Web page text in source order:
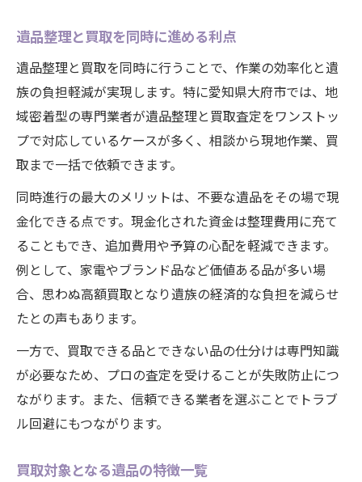
遺品整理と買取を同時に進める利点
遺品整理と買取を同時に行うことで、作業の効率化と遺
族の負担軽減が実現します。特に愛知県大府市では、地
域密着型の専門業者が遺品整理と買取査定をワンストッ
プで対応しているケースが多く、相談から現地作業、買
取まで一括で依頼できます。
同時進行の最大のメリットは、不要な遺品をその場で現
金化できる点です。現金化された資金は整理費用に充て
ることもでき、追加費用や予算の心配を軽減できます。
例として、家電やブランド品など価値ある品が多い場
合、思わぬ高額買取となり遺族の経済的な負担を減らせ
たとの声もあります。
一方で、買取できる品とできない品の仕分けは専門知識
が必要なため、プロの査定を受けることが失敗防止につ
ながります。また、信頼できる業者を選ぶことでトラブ
ル回避にもつながります。
買取対象となる遺品の特徴一覧